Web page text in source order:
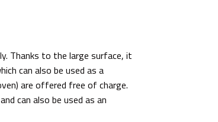
Thanks to the large surface, it
can also be used as a
are offered free of charge.
can also be used as an